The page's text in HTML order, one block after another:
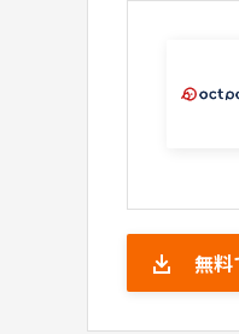
無料